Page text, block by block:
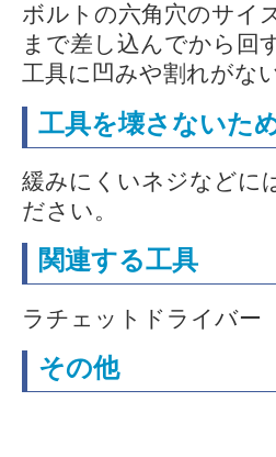
ボルトの六角穴のサイ
まで差し込んでから回
工具に凹みや割れがな
工具を壊さないた
緩みにくいネジなどに
ださい。
関連する工具
ラチェットドライバー
その他